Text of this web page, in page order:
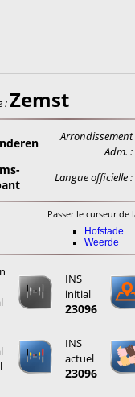
:Zemst
Arrondissement
Adm. :
Langue officielle :
Passer le curseur
Hofstade
Weerde
INS
initial
23096
INS
actuel
23096